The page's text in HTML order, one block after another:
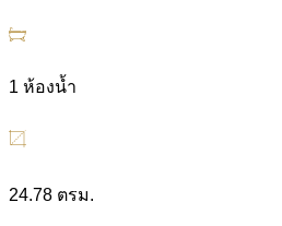
1 ห้องน้ำ
24.78 ตรม.